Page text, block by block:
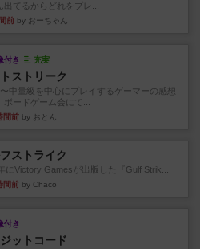
出てるからどれをプレ...
前 by おーちゃん
付き 充実
ストリーク
中量級を中心にプレイするゲーマーの感想
ボードゲーム会にて...
間前 by おとん
ストライク
にVictory Gamesが出版した『Gulf Strik...
間前 by Chaco
付き
ットコード